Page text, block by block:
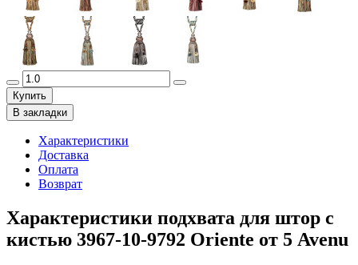
Купить
В закладки
Характеристики
Доставка
Оплата
Возврат
Характеристики подхвата для штор с
кистью 3967-10-9792 Oriente от 5 Avenu